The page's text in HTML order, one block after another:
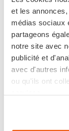
et les
médias sociaux
partageons
notre site avec
publicité et
avec d'autres
ou qu'ils ont
VOIR